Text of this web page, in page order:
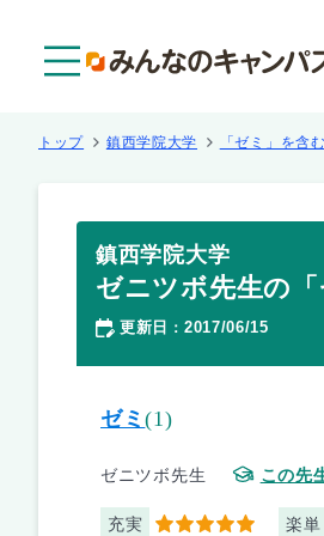
トップ 鎮西学院大学 「ゼミ」を含
鎮西学院大学
ゼニツボ先生の
更新日 ： 2017/06/15
ゼミ(1)
ゼニツボ先生 この先
充実 5 楽単